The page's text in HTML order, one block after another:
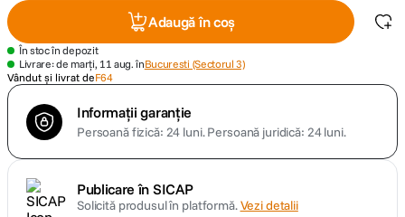
card memorie
8. dji mic mini
9. dji osmo
Rate fără dobânda de la
Adaugă în coș
În stoc în depozit
Livrare: de marți, 11 aug. înBucuresti (Sectorul 3)
Vândut și livrat de
Informații garanție
Publicare în SICAP